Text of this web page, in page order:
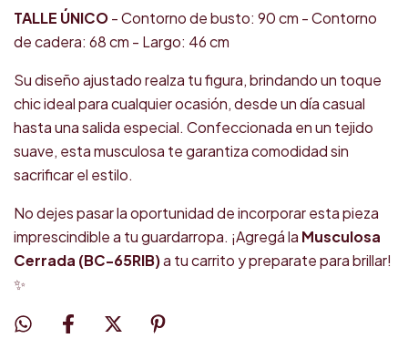
TALLE ÚNICO- Contorno de busto: 90 cm - Contorno
de cadera: 68 cm - Largo: 46 cm
Su diseño ajustado realza tu figura, brindando un toque
chic ideal para cualquier ocasión, desde un día casual
hasta una salida especial. Confeccionada en un tejido
suave, esta musculosa te garantiza comodidad sin
sacrificar el estilo.
No dejes pasar la oportunidad de incorporar esta pieza
imprescindible a tu guardarropa. ¡Agregá la Musculosa
Cerrada (BC-65RIB)a tu carrito y preparate para brillar!
✨